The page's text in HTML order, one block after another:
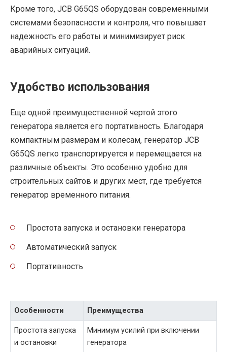
Кроме того, JCB G65QS оборудован современными
системами безопасности и контроля, что повышает
надежность его работы и минимизирует риск
аварийных ситуаций.
Удобство использования
Еще одной преимущественной чертой этого
генератора является его портативность. Благодаря
компактным размерам и колесам, генератор JCB
G65QS легко транспортируется и перемещается на
различные объекты. Это особенно удобно для
строительных сайтов и других мест, где требуется
генератор временного питания.
Простота запуска и остановки генератора
Автоматический запуск
Портативность
Особенности Преимущества
Простота запуска
и остановки
Минимум усилий при включении
генератора